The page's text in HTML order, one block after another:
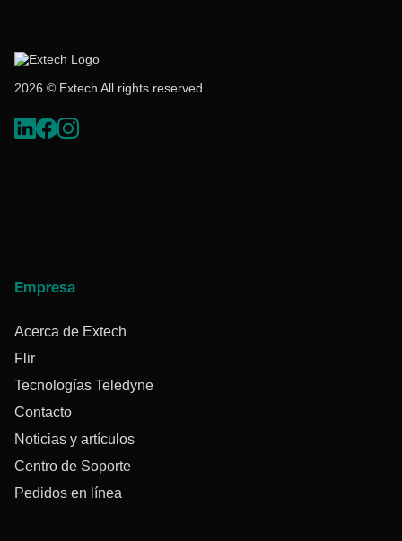
2026 © Extech All rights reserved.
Empresa
Acerca de Extech
Flir
Tecnologías Teledyne
Contacto
Noticias y artículos
Centro de Soporte
Pedidos en línea